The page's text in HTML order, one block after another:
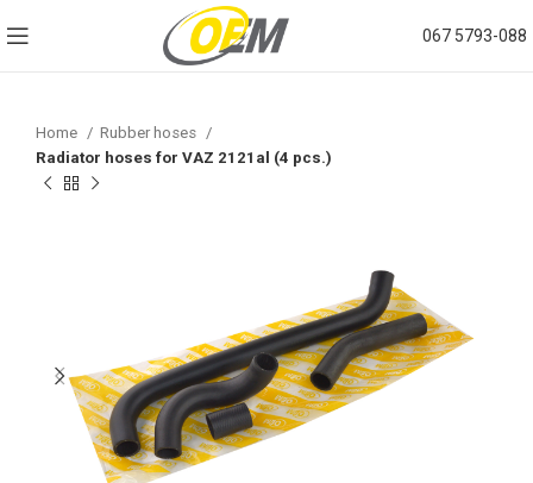
067 5793-088
Home
Rubber hoses
Radiator hoses for VAZ 2121al (4 pcs.)